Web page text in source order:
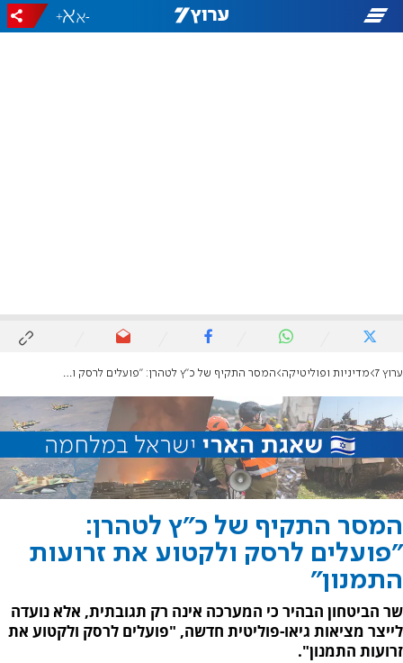
-
+
ערוץ 7 מדיניות ופוליטיקה המסר התקיף של כ"ץ לטהרן: "פועלים לרסק ולקטוע את זרועות התמנון"
המסר התקיף של כ"ץ לטהרן:
"פועלים לרסק ולקטוע את זרועות
התמנון"
שר הביטחון הבהיר כי המערכה אינה רק תגובתית, אלא נועדה
לייצר מציאות גיאו-פוליטית חדשה, "פועלים לרסק ולקטוע את
זרועות התמנון".